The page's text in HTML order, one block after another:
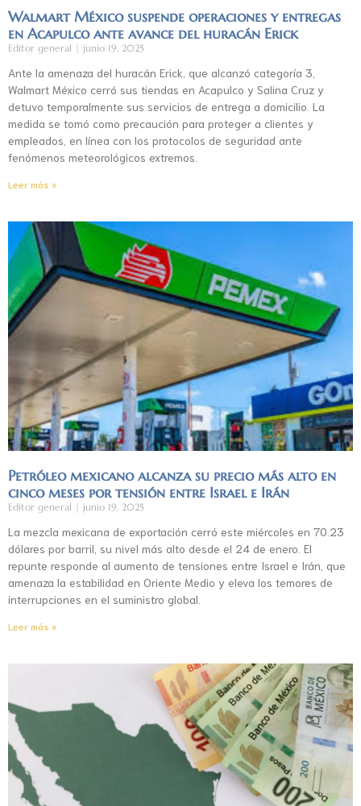
Walmart México suspende operaciones y entregas
en Acapulco ante avance del huracán Erick
Editor general junio 19, 2025
Ante la amenaza del huracán Erick, que alcanzó categoría 3,
Walmart México cerró sus tiendas en Acapulco y Salina Cruz y
detuvo temporalmente sus servicios de entrega a domicilio. La
medida se tomó como precaución para proteger a clientes y
empleados, en línea con los protocolos de seguridad ante
fenómenos meteorológicos extremos.
Leer más »
Petróleo mexicano alcanza su precio más alto en
cinco meses por tensión entre Israel e Irán
Editor general junio 19, 2025
La mezcla mexicana de exportación cerró este miércoles en 70.23
dólares por barril, su nivel más alto desde el 24 de enero. El
repunte responde al aumento de tensiones entre Israel e Irán, que
amenaza la estabilidad en Oriente Medio y eleva los temores de
interrupciones en el suministro global.
Leer más »